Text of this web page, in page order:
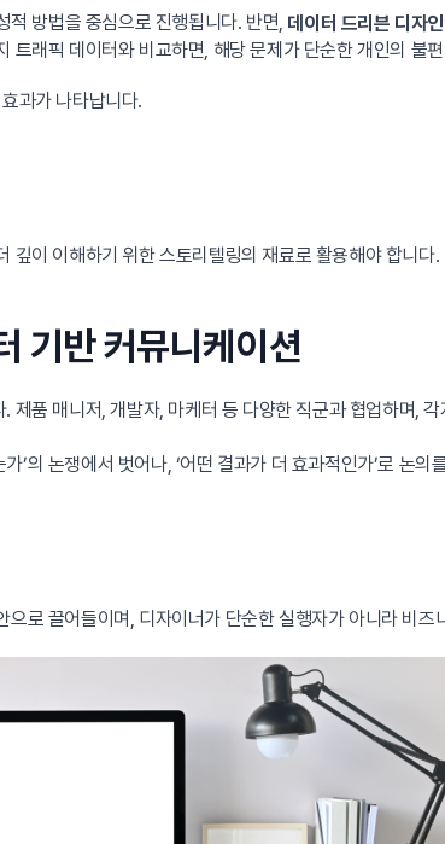
적 방법을 중심으로 진행됩니다. 반면, 데이터 드리븐 디자인
트래픽 데이터와 비교하면, 해당 문제가 단순한 개인의
과가 나타납니다.
깊이 이해하기 위한 스토리텔링의 재료로 활용해야 합니
기반 커뮤니케이션
제품 매니저, 개발자, 마케터 등 다양한 직군과 협업하며,
’의 논쟁에서 벗어나, ‘어떤 결과가 더 효과적인가’로 논의
로 끌어들이며, 디자이너가 단순한 실행자가 아니라 비